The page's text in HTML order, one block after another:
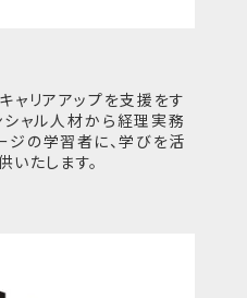
ャリアアップを支援をす
シャル人材から経理実務
ジの学習者に、学びを活
たします。